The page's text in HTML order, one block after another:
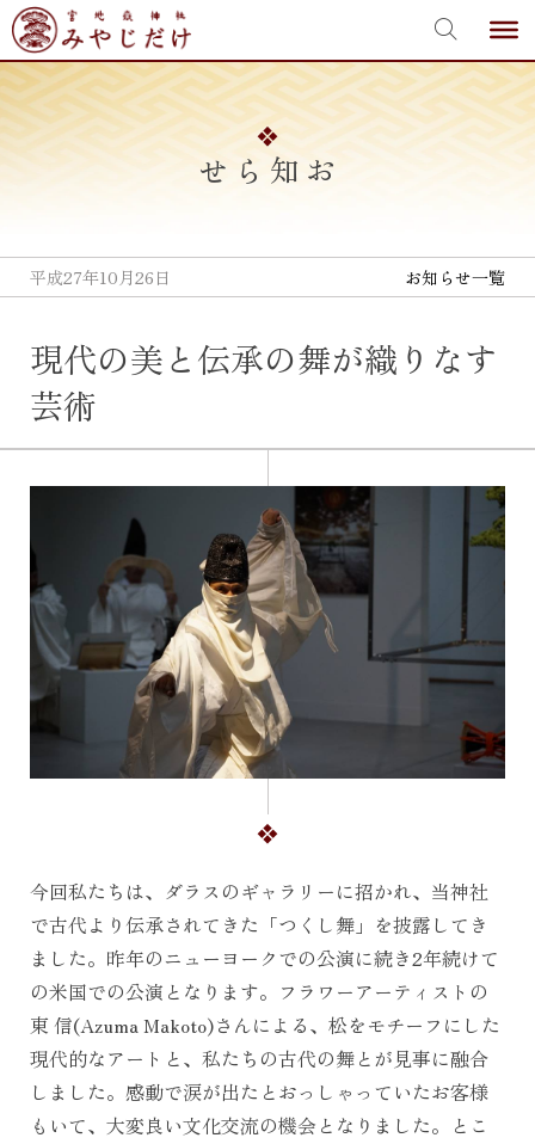
Skip
to
content
お知らせ
平成27年10月26日 お知らせ一覧
現代の美と伝承の舞が織りなす
芸術
今回私たちは、ダラスのギャラリーに招かれ、当神社
で古代より伝承されてきた「つくし舞」を披露してき
ました。昨年のニューヨークでの公演に続き2年続けて
の米国での公演となります。フラワーアーティストの
東 信(Azuma Makoto)さんによる、松をモチーフにした
現代的なアートと、私たちの古代の舞とが見事に融合
しました。感動で涙が出たとおっしゃっていたお客様
もいて、大変良い文化交流の機会となりました。とこ